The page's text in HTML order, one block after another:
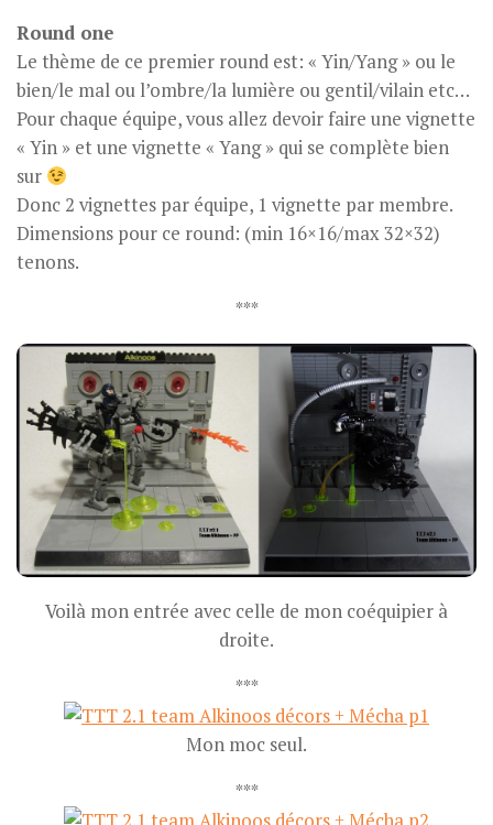
Round one
Le thème de ce premier round est: « Yin/Yang » ou le
bien/le mal ou l’ombre/la lumière ou gentil/vilain etc…
Pour chaque équipe, vous allez devoir faire une vignette
« Yin » et une vignette « Yang » qui se complète bien
sur
Donc 2 vignettes par équipe, 1 vignette par membre.
Dimensions pour ce round: (min 16×16/max 32×32)
tenons.
***
Voilà mon entrée avec celle de mon coéquipier à
droite.
***
Mon moc seul.
***